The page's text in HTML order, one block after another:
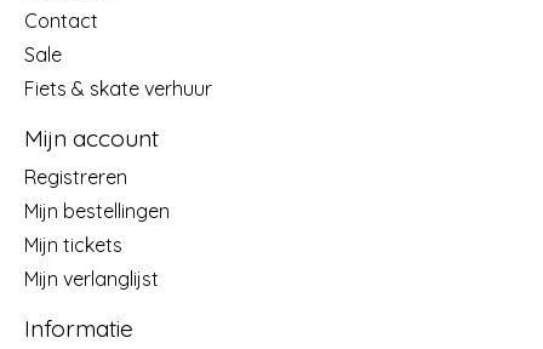
Contact
Sale
Fiets & skate verhuur
Mijn account
Registreren
Mijn bestellingen
Mijn tickets
Mijn verlanglijst
Informatie